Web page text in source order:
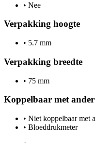
• Nee
Verpakking hoogte
• 5.7 mm
Verpakking breedte
• 75 mm
Koppelbaar met
• Niet koppelbaar met
• Bloeddrukmeter